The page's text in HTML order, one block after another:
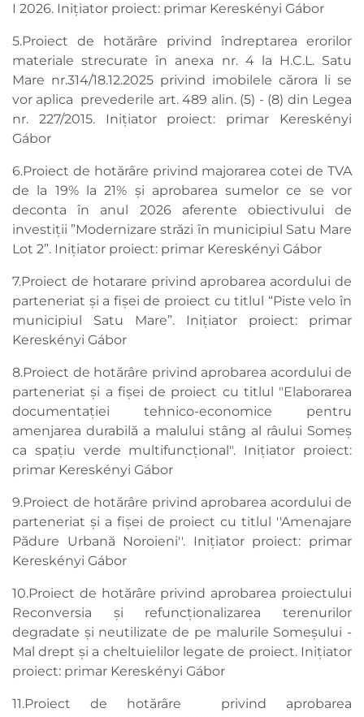
I 2026. Inițiator proiect: primar Kereskényi Gábor
5.Proiect de hotărâre privind îndreptarea erorilor
materiale strecurate în anexa nr. 4 la H.C.L. Satu
Mare nr.314/18.12.2025 privind imobilele cărora li se
vor aplica prevederile art. 489 alin. (5) - (8) din Legea
nr. 227/2015. Inițiator proiect: primar Kereskényi
Gábor
6.Proiect de hotărâre privind majorarea cotei de TVA
de la 19% la 21% și aprobarea sumelor ce se vor
deconta în anul 2026 aferente obiectivului de
investiții ”Modernizare străzi în municipiul Satu Mare
Lot 2”. Inițiator proiect: primar Kereskényi Gábor
7.Proiect de hotarare privind aprobarea acordului de
parteneriat și a fișei de proiect cu titlul “Piste velo în
municipiul Satu Mare”. Inițiator proiect: primar
Kereskényi Gábor
8.Proiect de hotărâre privind aprobarea acordului de
parteneriat și a fișei de proiect cu titlul "Elaborarea
documentației tehnico-economice pentru
amenjarea durabilă a malului stâng al râului Someș
ca spațiu verde multifuncțional". Inițiator proiect:
primar Kereskényi Gábor
9.Proiect de hotărâre privind aprobarea acordului de
parteneriat și a fișei de proiect cu titlul ''Amenajare
Pădure Urbană Noroieni''. Inițiator proiect: primar
Kereskényi Gábor
10.Proiect de hotărâre privind aprobarea proiectului
Reconversia și refuncționalizarea terenurilor
degradate și neutilizate de pe malurile Someșului -
Mal drept și a cheltuielilor legate de proiect. Inițiator
proiect: primar Kereskényi Gábor
11.Proiect de hotărâre privind aprobarea